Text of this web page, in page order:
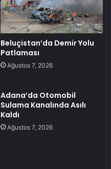
Beluçistan’da Demir Yolu
Patlaması
Ağustos 7, 2026
Adana’da Otomobil
Sulama Kanalında Asılı
Kaldı
Ağustos 7, 2026